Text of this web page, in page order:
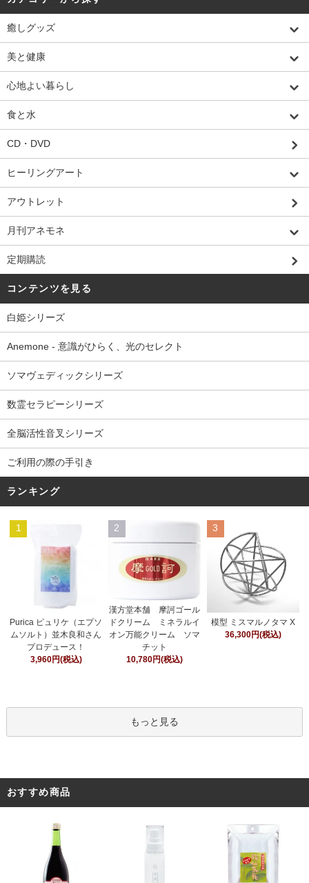
癒しグッズ
美と健康
心地よい暮らし
食と水
CD・DVD
ヒーリングアート
アウトレット
月刊アネモネ
定期購読
コンテンツを見る
白姫シリーズ
Anemone - 意識がひらく、光のセレクト
ソマヴェディックシリーズ
数霊セラピーシリーズ
全脳活性音叉シリーズ
ご利用の際の手引き
ランキング
1
Purica ピュリケ（エプソ
ムソルト）並木良和さん
プロデュース！
3,960円(税込)
2
漢方堂本舗 摩訶ゴール
ドクリーム ミネラルイ
オン万能クリーム ソマ
チット
10,780円(税込)
3
模型 ミスマルノタマ X
36,300円(税込)
もっと見る
おすすめ商品